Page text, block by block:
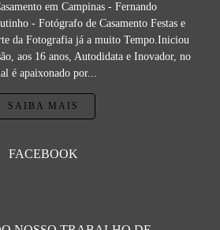
em Campinas - Fernando
- Fotógrafo de Casamento Festas e
da Fotografia já a muito Tempo.Iniciou
aos 16 anos, Autodidata e Inovador, no
é apaixonado por...
SAIBA MAIS
FACEBOOK